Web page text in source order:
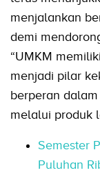
menjalankan
demi
“UMKM
menjadi pilar
berperan
melalui produk
Semester
Puluhan